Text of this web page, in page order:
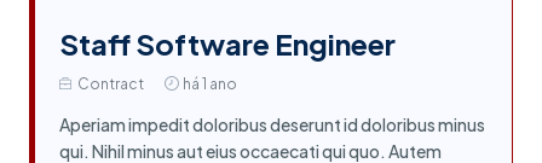
Staff Software Engineer
Contract há 1 ano
Aperiam impedit doloribus deserunt id doloribus minus
qui. Nihil minus aut eius occaecati qui quo. Autem